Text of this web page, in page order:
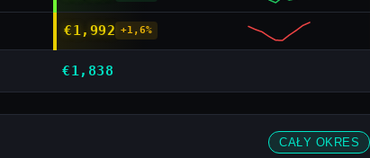
€1,992 +1,6%
€1,838
CAŁY OKRES